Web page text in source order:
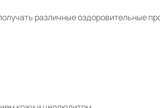
различные оздоровительные